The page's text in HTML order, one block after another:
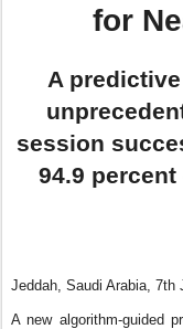
for
A
session
94.9
Jeddah, Saudi Arabia, 7th
A new algorithm-guided